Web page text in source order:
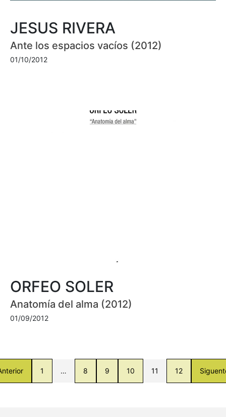
JESUS RIVERA
Ante los espacios vacíos (2012)
01/10/2012
ORFEO SOLER
Anatomía del alma (2012)
01/09/2012
1 … 8 9 10 11 12